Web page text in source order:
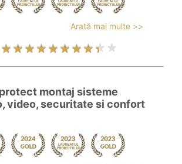
Arată mai multe >>
montaj sisteme
video, securitate si confort